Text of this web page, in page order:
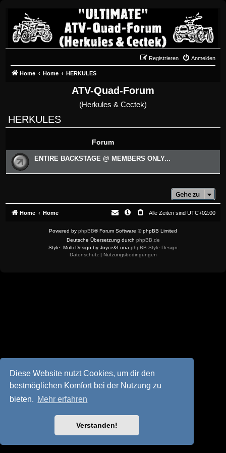
Diese Website nutzt Cookies, um dir den
bestmöglichen Komfort bei der Nutzung zu
bieten. Mehr erfahren
Verstanden!
Anmelden
Registrieren
Home Home HERKULES
ATV-Quad-Forum
(Herkules & Cectek)
HERKULES
Forum
ENTIRE BACKSTAGE @ MEMBERS ONLY...
Gehe zu
Home Home Alle Zeiten sind UTC+02:00
Powered by phpBB® Forum Software © phpBB Limited
Deutsche Übersetzung durch phpBB.de
Style: Multi Design by Joyce&Luna phpBB-Style-Design
Datenschutz| Nutzungsbedingungen